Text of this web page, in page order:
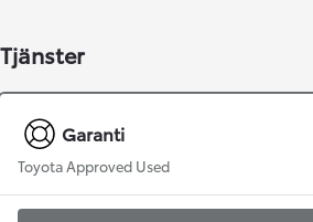
Tjänster
Garanti
Toyota Approved Used